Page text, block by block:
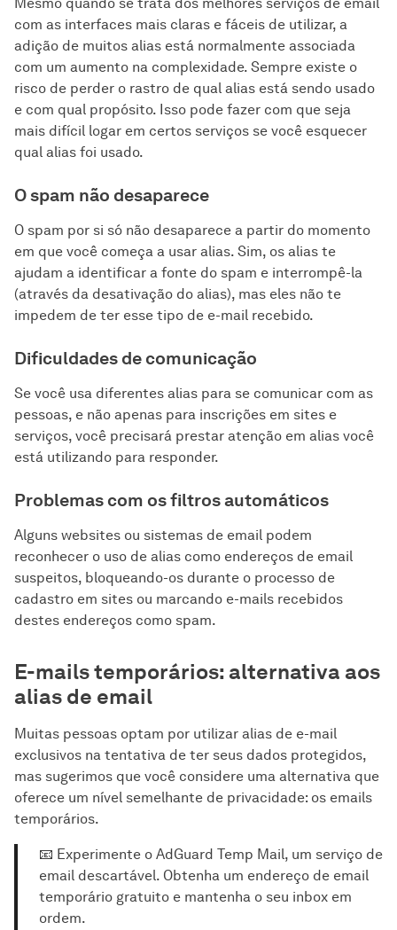
com as interfaces mais claras e fáceis de utilizar, a
adição de muitos alias está normalmente associada
com um aumento na complexidade. Sempre existe o
risco de perder o rastro de qual alias está sendo usado
e com qual propósito. Isso pode fazer com que seja
mais difícil logar em certos serviços se você esquecer
qual alias foi usado.
O spam não desaparece
O spam por si só não desaparece a partir do momento
em que você começa a usar alias. Sim, os alias te
ajudam a identificar a fonte do spam e interrompê-la
(através da desativação do alias), mas eles não te
impedem de ter esse tipo de e-mail recebido.
Dificuldades de comunicação
Se você usa diferentes alias para se comunicar com as
pessoas, e não apenas para inscrições em sites e
serviços, você precisará prestar atenção em alias você
está utilizando para responder.
Problemas com os filtros automáticos
Alguns websites ou sistemas de email podem
reconhecer o uso de alias como endereços de email
suspeitos, bloqueando-os durante o processo de
cadastro em sites ou marcando e-mails recebidos
destes endereços como spam.
E-mails temporários: alternativa aos
alias de email
Muitas pessoas optam por utilizar alias de e-mail
exclusivos na tentativa de ter seus dados protegidos,
mas sugerimos que você considere uma alternativa que
oferece um nível semelhante de privacidade: os emails
temporários.
📧 Experimente o AdGuard Temp Mail, um serviço de
email descartável. Obtenha um endereço de email
temporário gratuito e mantenha o seu inbox em
ordem.